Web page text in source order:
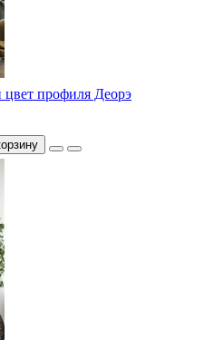
цвет профиля Деорэ